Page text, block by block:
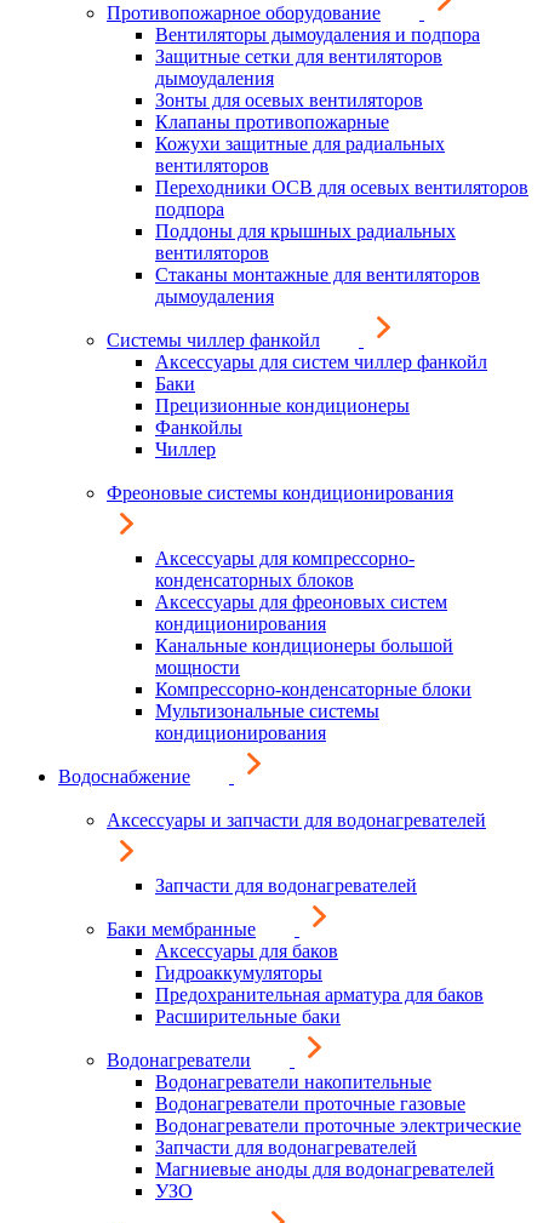
Противопожарное оборудование
Вентиляторы дымоудаления и подпора
Защитные сетки для вентиляторов
дымоудаления
Зонты для осевых вентиляторов
Клапаны противопожарные
Кожухи защитные для радиальных
вентиляторов
Переходники ОСВ для осевых вентиляторов
подпора
Поддоны для крышных радиальных
вентиляторов
Стаканы монтажные для вентиляторов
дымоудаления
Системы чиллер фанкойл
Аксессуары для систем чиллер фанкойл
Баки
Прецизионные кондиционеры
Фанкойлы
Чиллер
Фреоновые системы кондиционирования
Аксессуары для компрессорно-
конденсаторных блоков
Аксессуары для фреоновых систем
кондиционирования
Канальные кондиционеры большой
мощности
Компрессорно-конденсаторные блоки
Мультизональные системы
кондиционирования
Водоснабжение
Аксессуары и запчасти для водонагревателей
Запчасти для водонагревателей
Баки мембранные
Аксессуары для баков
Гидроаккумуляторы
Предохранительная арматура для баков
Расширительные баки
Водонагреватели
Водонагреватели накопительные
Водонагреватели проточные газовые
Водонагреватели проточные электрические
Запчасти для водонагревателей
Магниевые аноды для водонагревателей
УЗО